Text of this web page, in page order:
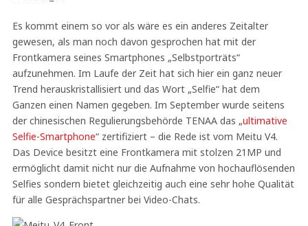
Es kommt einem so vor als wäre es ein anderes Zeitalter
gewesen, als man noch davon gesprochen hat mit der
Frontkamera seines Smartphones „Selbstporträts“
aufzunehmen. Im Laufe der Zeit hat sich hier ein ganz neuer
Trend herauskristallisiert und das Wort „Selfie“ hat dem
Ganzen einen Namen gegeben. Im September wurde seitens
der chinesischen Regulierungsbehörde TENAA das „ultimative
Selfie-Smartphone“ zertifiziert – die Rede ist vom Meitu V4.
Das Device besitzt eine Frontkamera mit stolzen 21MP und
ermöglicht damit nicht nur die Aufnahme von hochauflösenden
Selfies sondern bietet gleichzeitig auch eine sehr hohe Qualität
für alle Gesprächspartner bei Video-Chats.